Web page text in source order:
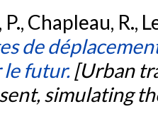
Chapleau, R.,
de
futur. [Urban
simulating